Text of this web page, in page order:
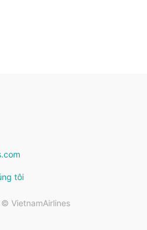
tôi
© VietnamAirlines